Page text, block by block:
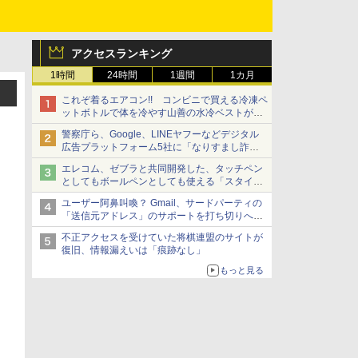
アクセスランキング
1時間 24時間 1週間 1カ月
これぞ着るエアコン!! コンビニで買える冷凍ペ
ットボトルで体を冷やす山善の水冷ベストがロ
ードバイクにちょうどいい【ぼっち・ざ・ろー
ど！その14】【空いた時間でなにしてる？】
警察庁ら、Google、LINEヤフーなどデジタル
広告プラットフォーム5社に「なりすまし詐欺
広告」対策強化を要請 著名人の写真や映像を
使った投資詐欺などへの対策として
エレコム、ゼブラと共同開発した、タッチペン
としてもボールペンとしても使える「スタイラ
スツーウェイ」発売 iPadにも紙にも、持ち替
えずに書き込める
ユーザー阿鼻叫喚？ Gmail、サードパーティの
「送信元アドレス」のサポートを打ち切りへ
【やじうまWatch】
不正アクセスを受けていた将棋連盟のサイトが
復旧、情報漏えいは「痕跡なし」
もっと見る